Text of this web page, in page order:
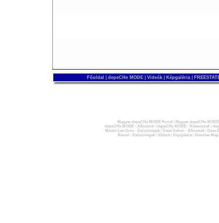
Főoldal depeCHe MODE Videók Képgaléria
Magyar depeCHe MODE Portál
Magyar depeCHe
depeCHe MODE - Albumok| depeCHe MODE - Kislemezek|
Martin Lee Gore - Dalszövegek| Dave Gahan - Albumok|
Dave
Recoil - Dalszövegek| Videók| Képgaléria| Devotee Map